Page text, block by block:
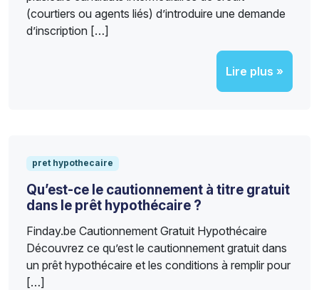
(courtiers ou agents liés) d’introduire une demande
d’inscription […]
Lire plus »
pret hypothecaire
Qu’est-ce le cautionnement à titre gratuit
dans le prêt hypothécaire ?
Finday.be Cautionnement Gratuit Hypothécaire
Découvrez ce qu’est le cautionnement gratuit dans
un prêt hypothécaire et les conditions à remplir pour
[…]